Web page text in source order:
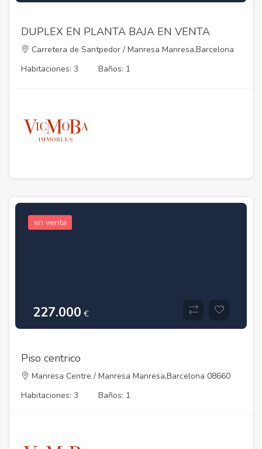
DUPLEX EN PLANTA BAJA EN VENTA
Carretera de Santpedor / Manresa Manresa,Barcelona
Habitaciones: 3
Baños: 1
en venta
227.000 €
Piso centrico
Manresa Centre / Manresa Manresa,Barcelona 08660
Habitaciones: 3
Baños: 1